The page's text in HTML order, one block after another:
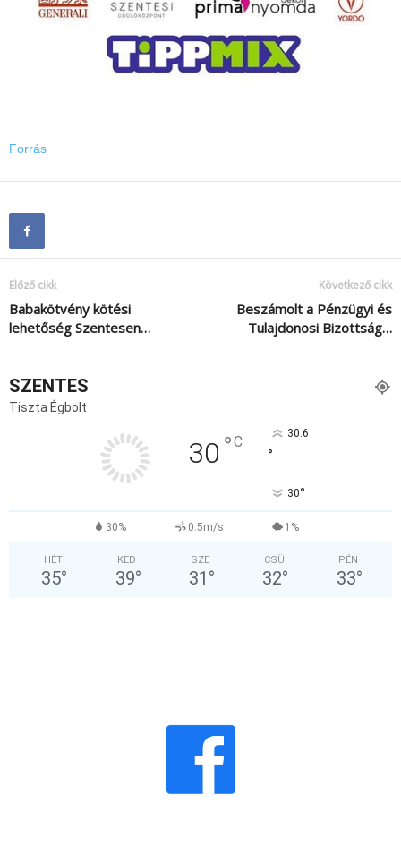
Forrás
Előző cikk
Babakötvény kötési
lehetőség Szentesen…
Következő cikk
Beszámolt a Pénzügyi és
Tulajdonosi Bizottság…
SZENTES
Tiszta Égbolt
30 °C 30.6
°
30°
30% 0.5m/s 1%
HÉT
35°
KED
39°
SZE
31 °
CSÜ
32°
PÉN
33°